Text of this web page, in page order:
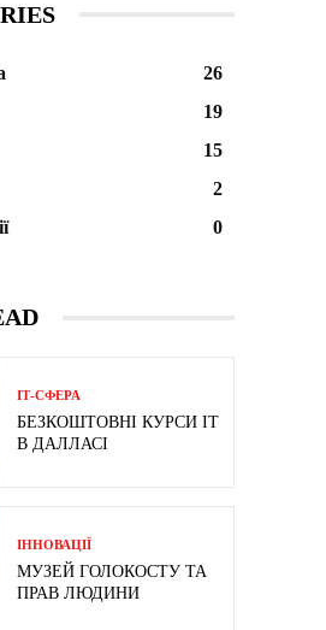
26
19
15
2
0
ІТ-СФЕРА
БЕЗКОШТОВНІ КУРСИ IT
В ДАЛЛАСІ
ІННОВАЦІЇ
МУЗЕЙ ГОЛОКОСТУ ТА
ПРАВ ЛЮДИНИ